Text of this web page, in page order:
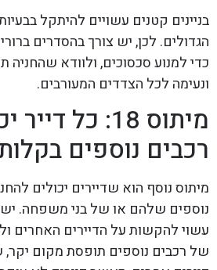
בניינים קטנים עשויים להיתקל
הגדולים. לכן, יש צורך בהסדרים
כדי למנוע סכסוכים, ולוודא שהחניה
ונעימה לכל הצדדים המעורבים.
מיתוס 18: כל
רכבים נוספים בקלות
מיתוס נוסף הוא שדיירים יכולים
נוספים שלהם או של בני משפחה. יש
עשוי להקשות על הדיירים האחרים
של רכבים נוספים תופסת מקום